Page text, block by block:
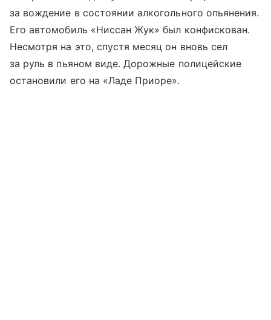
за вождение в состоянии алкогольного опьянения.
Его автомобиль «Ниссан Жук» был конфискован.
Несмотря на это, спустя месяц он вновь сел
за руль в пьяном виде. Дорожные полицейские
остановили его на «Ладе Приоре».